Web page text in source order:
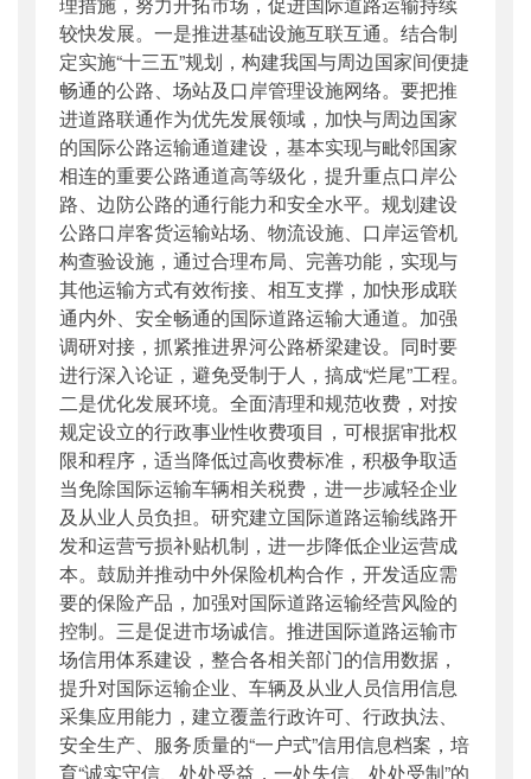
较快发展。一是推进基础设施互联互通。结合制
定实施“十三五”规划，构建我国与周边国家间便捷
畅通的公路、场站及口岸管理设施网络。要把推
进道路联通作为优先发展领域，加快与周边国家
的国际公路运输通道建设，基本实现与毗邻国家
相连的重要公路通道高等级化，提升重点口岸公
路、边防公路的通行能力和安全水平。规划建设
公路口岸客货运输站场、物流设施、口岸运管机
构查验设施，通过合理布局、完善功能，实现与
其他运输方式有效衔接、相互支撑，加快形成联
通内外、安全畅通的国际道路运输大通道。加强
调研对接，抓紧推进界河公路桥梁建设。同时要
进行深入论证，避免受制于人，搞成“烂尾”工程。
二是优化发展环境。全面清理和规范收费，对按
规定设立的行政事业性收费项目，可根据审批权
限和程序，适当降低过高收费标准，积极争取适
当免除国际运输车辆相关税费，进一步减轻企业
及从业人员负担。研究建立国际道路运输线路开
发和运营亏损补贴机制，进一步降低企业运营成
本。鼓励并推动中外保险机构合作，开发适应需
要的保险产品，加强对国际道路运输经营风险的
控制。三是促进市场诚信。推进国际道路运输市
场信用体系建设，整合各相关部门的信用数据，
提升对国际运输企业、车辆及从业人员信用信息
采集应用能力，建立覆盖行政许可、行政执法、
安全生产、服务质量的“一户式”信用信息档案，培
育“诚实守信、处处受益，一处失信、处处受制”的